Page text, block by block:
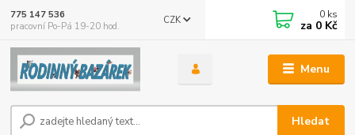
Menu
CZK
Hledat
775 147 536
pracovní Po-Pá 19-20 hod.
0 ks
za 0 Kč